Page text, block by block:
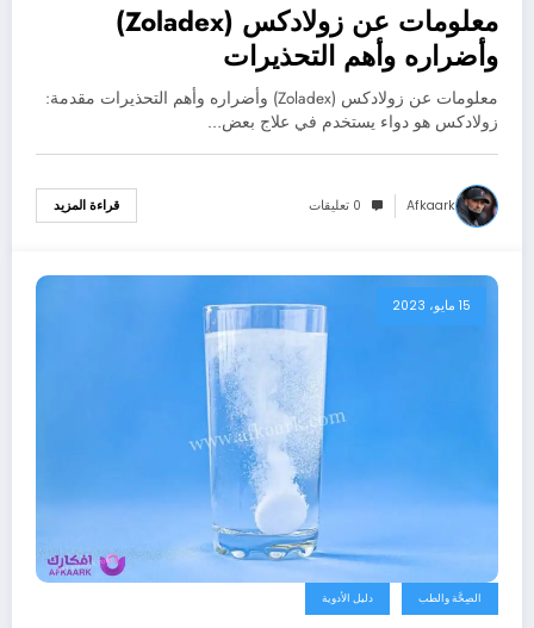
معلومات عن زولادكس (Zoladex)
وأضراره وأهم التحذيرات
معلومات عن زولادكس (Zoladex) وأضراره وأهم التحذيرات مقدمة:
زولادكس هو دواء يستخدم في علاج بعض…
Afkaark 0 تعليقات قراءة المزيد
15 مايو، 2023
الصِحَّة والطب دليل الأدوية